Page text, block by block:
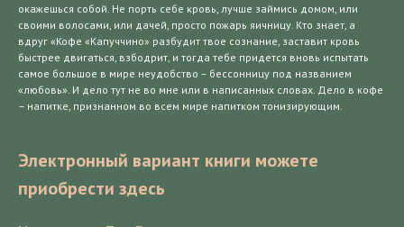
окажешься собой. Не порть себе кровь, лучше займись домом, или
своими волосами, или дачей, просто пожарь яичницу. Кто знает, а
вдруг «Кофе «Капуччино» разбудит твое сознание, заставит кровь
быстрее двигаться, взбодрит, и тогда тебе придется вновь испытать
самое большое в мире неудобство – бессонницу под названием
«любовь». И дело тут не во мне или в написанных словах. Дело в кофе
– напитке, признанном во всем мире напитком тонизирующим.
Электронный вариант книги можете
приобрести здесь